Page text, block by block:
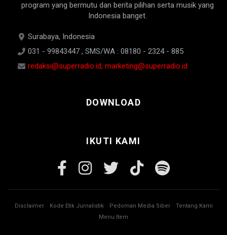
program yang bermutu dan berita pilihan serta musik yang
Indonesia banget.
Surabaya, Indonesia
031 - 99843447 , SMS/WA : 08180 - 2324 - 885
redaksi@superradio.id, marketing@superradio.id
DOWNLOAD
IKUTI KAMI
Disclaimer Kode Etik Jurnalistik Pedoman Media Siber
Tentang Kami
Menu Item